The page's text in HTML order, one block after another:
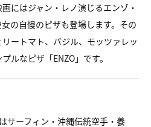
にはジャン・レノ演じるエンゾ・
の自慢のピザも登場します。その
ートマト、バジル、モッツァレッ
ルなピザ「ENZO」です。
サーフィン・沖縄伝統空手・養